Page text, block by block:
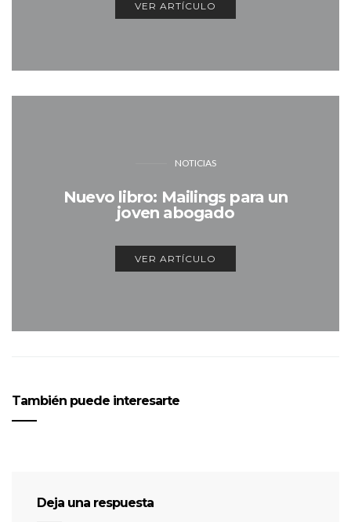
VER ARTÍCULO
NOTICIAS
Nuevo libro: Mailings para un
joven abogado
VER ARTÍCULO
También puede interesarte
Deja una respuesta